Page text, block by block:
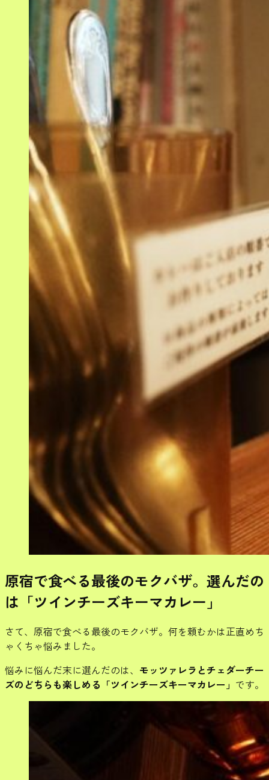
原宿で食べる最後のモクバザ。選んだの
は「ツインチーズキーマカレー」
さて、原宿で食べる最後のモクバザ。何を頼むかは正直めち
ゃくちゃ悩みました。
悩みに悩んだ末に選んだのは、 モッツァレラとチェダーチー
ズのどちらも楽しめる「ツインチーズキーマカレー」 です。